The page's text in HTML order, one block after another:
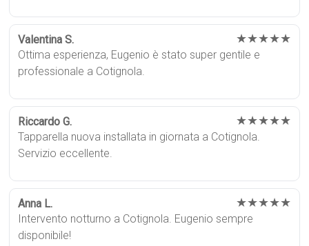
Valentina S. ★★★★★
Ottima esperienza, Eugenio è stato super gentile e
professionale a Cotignola.
Riccardo G. ★★★★★
Tapparella nuova installata in giornata a Cotignola.
Servizio eccellente.
Anna L. ★★★★★
Intervento notturno a Cotignola. Eugenio sempre
disponibile!